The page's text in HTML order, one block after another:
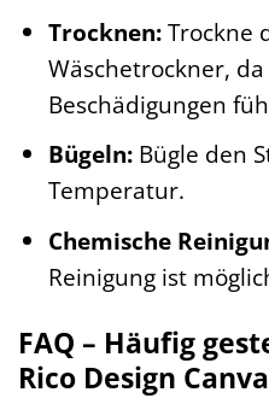
Trocknen:Trockne
Wäschetrockner,
Beschädigungen
Bügeln:Bügle den
Temperatur.
Chemische
Reinigung ist
FAQ – Häufig
Rico Design